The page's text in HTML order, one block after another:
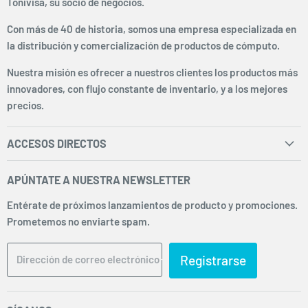
Con más de 40 de historia, somos una empresa especializada en
la distribución y comercialización de productos de cómputo.
Nuestra misión es ofrecer a nuestros clientes los productos más
innovadores, con flujo constante de inventario, y a los mejores
precios.
ACCESOS DIRECTOS
Envíos y Pagos
Preguntas Frecuentes
Términos y Condiciones
APÚNTATE A NUESTRA NEWSLETTER
Entérate de próximos lanzamientos de producto y promociones.
Prometemos no enviarte spam.
Dirección de correo electrónico Registrarse